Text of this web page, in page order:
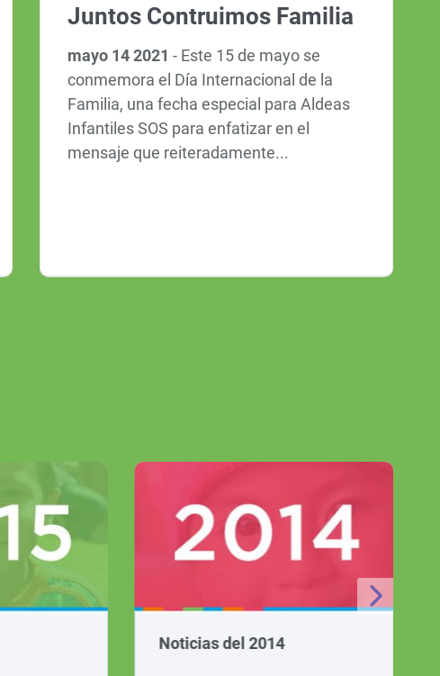
Juntos Contruimos Familia
mayo 14 2021- Este 15 de mayo se
conmemora el Día Internacional de la
Familia, una fecha especial para Aldeas
Infantiles SOS para enfatizar en el
mensaje que reiteradamente...
Noticias del 2014